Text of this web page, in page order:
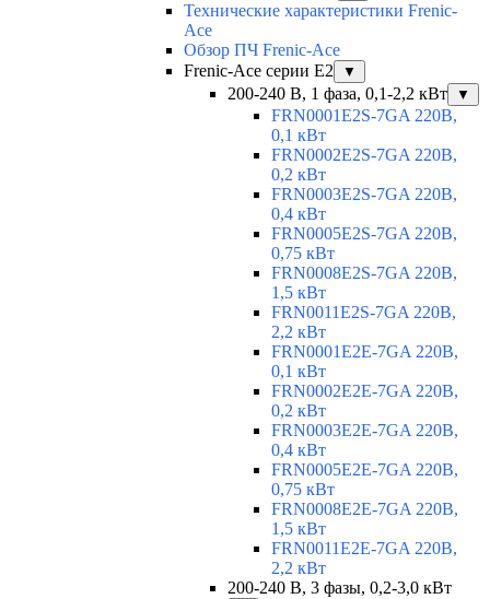
Технические характеристики Frenic-
Ace
Обзор ПЧ Frenic-Ace
Frenic-Ace серии E2
▼
200-240 В, 1 фаза, 0,1-2,2 кВт ▼
FRN0001E2S-7GA 220В,
0,1 кВт
FRN0002E2S-7GA 220В,
0,2 кВт
FRN0003E2S-7GA 220В,
0,4 кВт
FRN0005E2S-7GA 220В,
0,75 кВт
FRN0008E2S-7GA 220В,
1,5 кВт
FRN0011E2S-7GA 220В,
2,2 кВт
FRN0001E2E-7GA 220В,
0,1 кВт
FRN0002E2E-7GA 220В,
0,2 кВт
FRN0003E2E-7GA 220В,
0,4 кВт
FRN0005E2E-7GA 220В,
0,75 кВт
FRN0008E2E-7GA 220В,
1,5 кВт
FRN0011E2E-7GA 220В,
2,2 кВт
200-240 В, 3 фазы, 0,2-3,0 кВт